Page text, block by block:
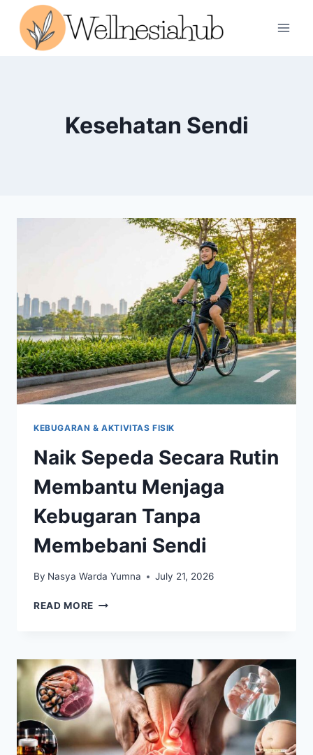
content
Kesehatan Sendi
KEBUGARAN & AKTIVITAS FISIK
Naik Sepeda Secara Rutin
Membantu Menjaga
Kebugaran Tanpa
Membebani Sendi
By Nasya Warda Yumna July 21, 2026
READ MORE NAIK
MEMBANTU
MENJAGA
KEBUGARAN
TANPA
MEMBEBANI
SENDI